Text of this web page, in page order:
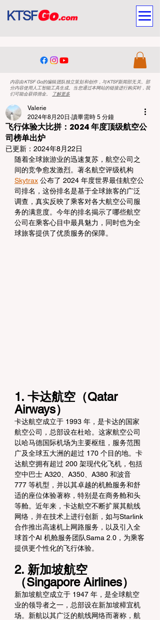
内容由KTSF Go的编辑团队独立策划和创作，与KTSF新闻部无关。部
分内容使用人工智能工具生成。当您通过本网站的链接进行购买时，我
们可能会获得佣金。
了解更多
飞行体验大比拼：2024 年度顶级航空公
司榜单出炉
Valerie
2024年8月20日 讀畢需時 5 分鐘
已更新： 2024年8月22日
随着全球旅游业的迅速复苏，航空公司之
间的竞争愈发激烈。著名航空评级机构
Skytrax 公布了 2024 年度世界最佳航空公
司排名，这份排名是基于全球旅客的广泛
调查，真实反映了乘客对各大航空公司服
务的满意度。今年的排名揭示了哪些航空
公司在乘客心目中最具魅力，同时也为全
球旅客提供了优质服务的保障。
1. 卡达航空（Qatar
Airways）
卡达航空成立于 1993 年，是卡达的国家
航空公司，总部设在杜哈。这家航空公司
以哈马德国际机场为主要枢纽，服务范围
广及全球五大洲的超过 170 个目的地。卡
达航空拥有超过 200 架现代化飞机，包括
空中巴士 A320、A350、A380 和波音
777 等机型，并以其卓越的机舱服务和舒
适的座位体验著称，特别是在商务舱和头
等舱。近年来，卡达航空不断扩展其航线
网络，并在技术上进行创新，如与Starlink
合作推出高速机上网路服务，以及引入全
球首个AI 机舱服务团队Sama 2.0，为乘客
提供更个性化的飞行体验。
2. 新加坡航空
（Singapore Airlines）
新加坡航空成立于 1947 年，是全球航空
业的领导者之一，总部设在新加坡樟宜机
场。新航以其广泛的航线网络而著称，航